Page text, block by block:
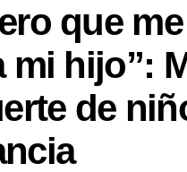
que
mi hijo”:
de